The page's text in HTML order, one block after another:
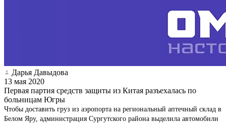
Дарья Давыдова
13 мая 2020
Первая партия средств защиты из Китая разъехалась по
больницам Югры
Чтобы доставить груз из аэропорта на региональный аптечный склад в
Белом Яру, администрация Сургутского района выделила автомобили